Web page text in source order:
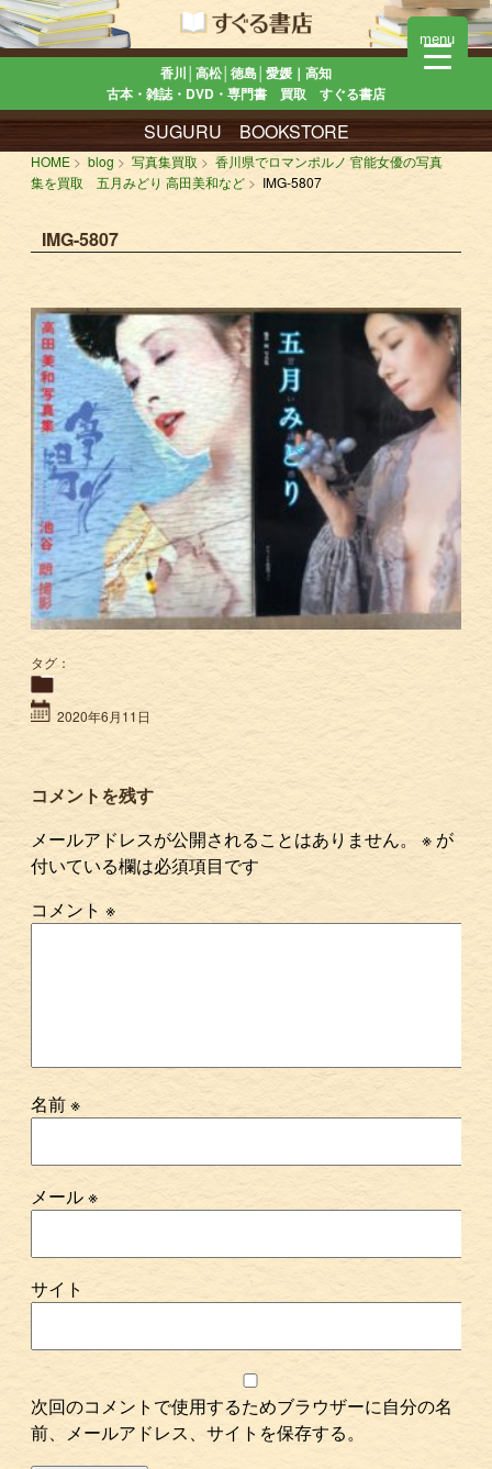
香川│高松│徳島│愛媛｜高知
古本・雑誌・DVD・専門書 買取 すぐる書店
SUGURU BOOKSTORE
HOME blog 写真集買取
香川県でロマンポルノ 官能女優の写真
集を買取 五月みどり 高田美和など
IMG-5807
IMG-5807
タグ：
2020年6月11日
コメントを残す
メールアドレスが公開されることはありません。
※ が
付いている欄は必須項目です
コメント※
名前※
メール※
サイト
次回のコメントで使用するためブラウザーに自分の名
前、メールアドレス、サイトを保存する。
menu